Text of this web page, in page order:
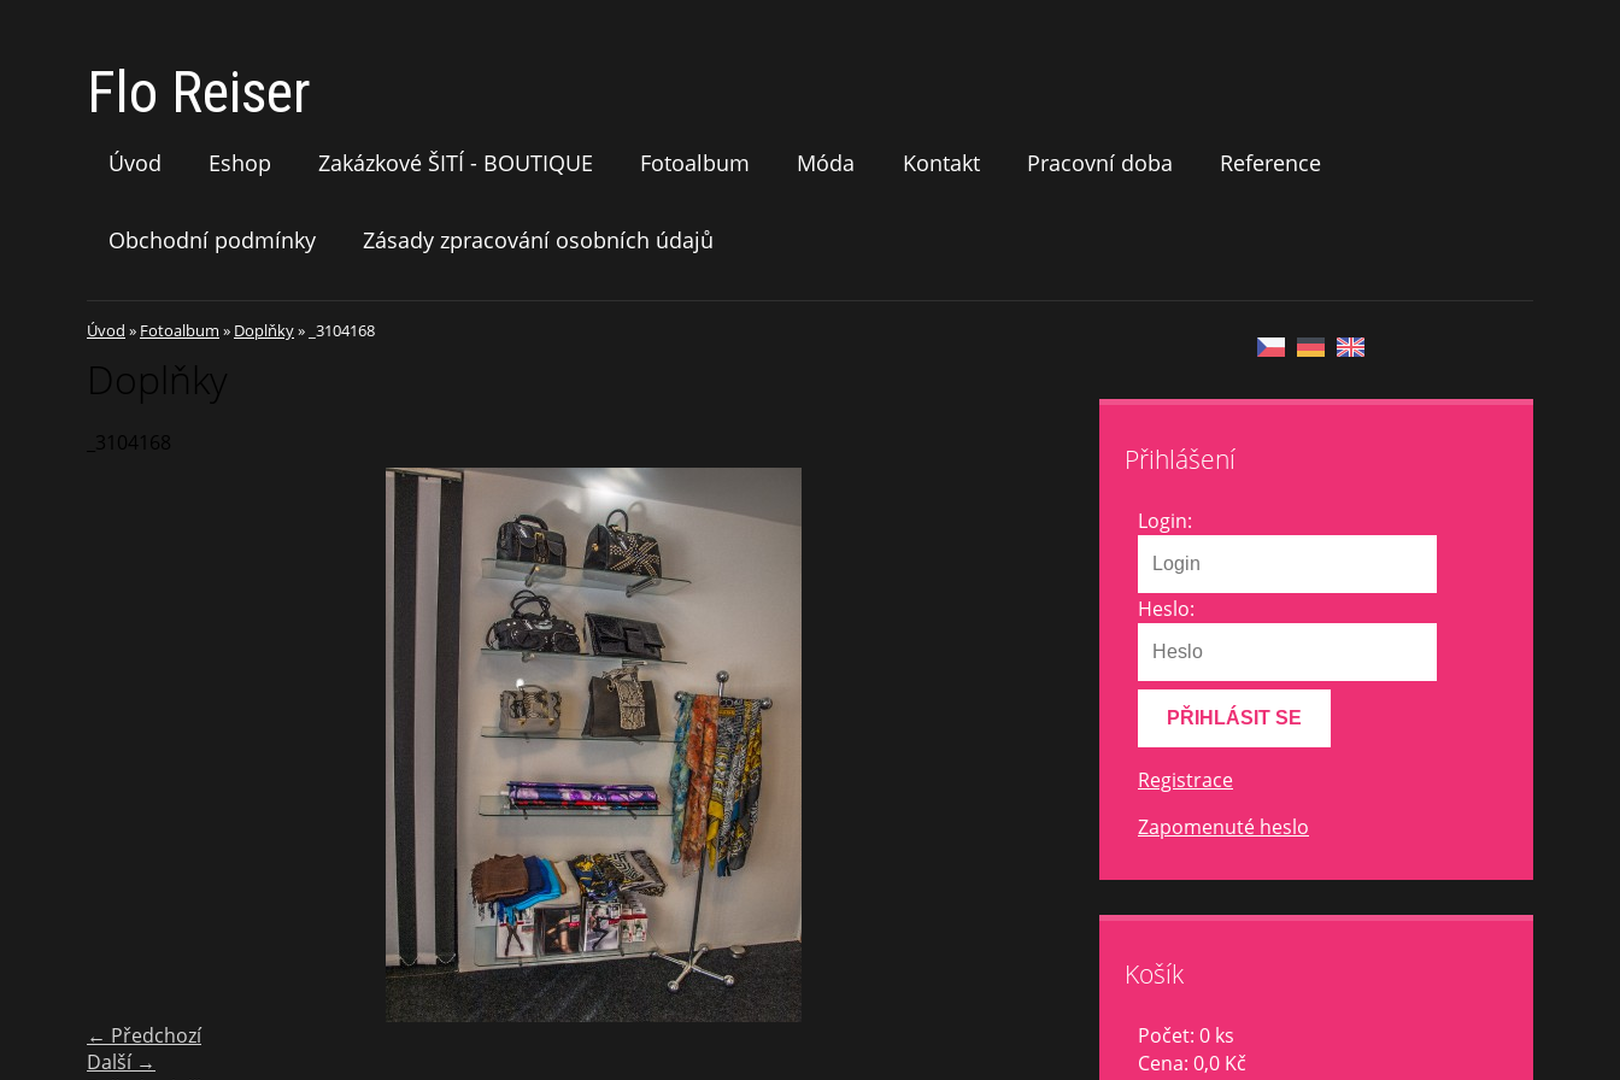
Flo Reiser
Úvod Eshop Zakázkové ŠITÍ - BOUTIQUE Fotoalbum Móda Kontakt Pracovní doba Reference
Obchodní podmínky Zásady zpracování osobních údajů
Úvod » Fotoalbum » Doplňky» _3104168
Doplňky
_3104168
← Předchozí
Další →
Přihlášení
Login:
Heslo:
Registrace
Zapomenuté heslo
Košík
Počet: 0 ks
Cena: 0,0 Kč